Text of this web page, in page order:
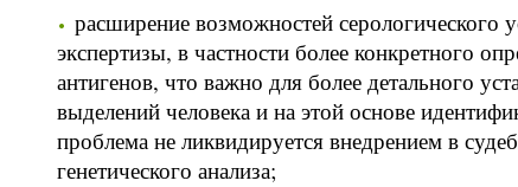
расширение возможностей серологического
экспертизы, в частности более конкретного
антигенов, что важно для более детального
выделений человека и на этой основе
проблема не ликвидируется внедрением в
генетического анализа;